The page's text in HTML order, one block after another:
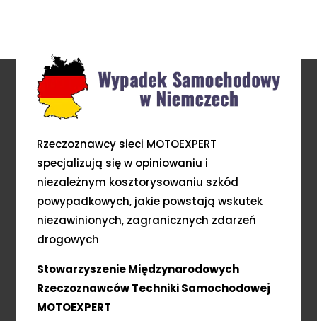
Rzeczoznawcy sieci MOTOEXPERT
specjalizują się w opiniowaniu i
niezależnym kosztorysowaniu szkód
powypadkowych, jakie powstają wskutek
niezawinionych, zagranicznych zdarzeń
drogowych
Stowarzyszenie Międzynarodowych
Rzeczoznawców Techniki Samochodowej
MOTOEXPERT